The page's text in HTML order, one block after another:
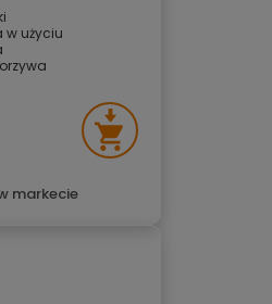
w użyciu
markecie